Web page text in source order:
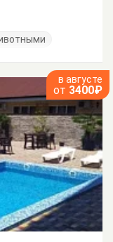
в августе
от 3400₽